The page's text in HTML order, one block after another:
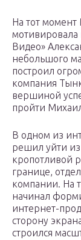
На тот момент
мотивировала
Видео»
небольшого
построил
компания
вершиной
пройти
В одном из
решил уйти
кропотливой
границе,
компании. На
начинал
интернет-
сторону
строился